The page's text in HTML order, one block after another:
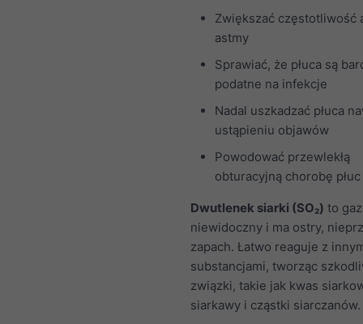
Zwiększać częstotliwość
astmy
Sprawiać, że płuca są
podatne na infekcje
Nadal uszkadzać płuca
ustąpieniu objawów
Powodować przewlekłą
obturacyjną chorobę płuc
Dwutlenek siarki (SO₂) to
niewidoczny i ma ostry,
zapach. Łatwo reaguje z
substancjami, tworząc
związki, takie jak kwas
siarkawy i cząstki siarczanów.